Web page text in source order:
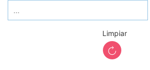
Limpiar